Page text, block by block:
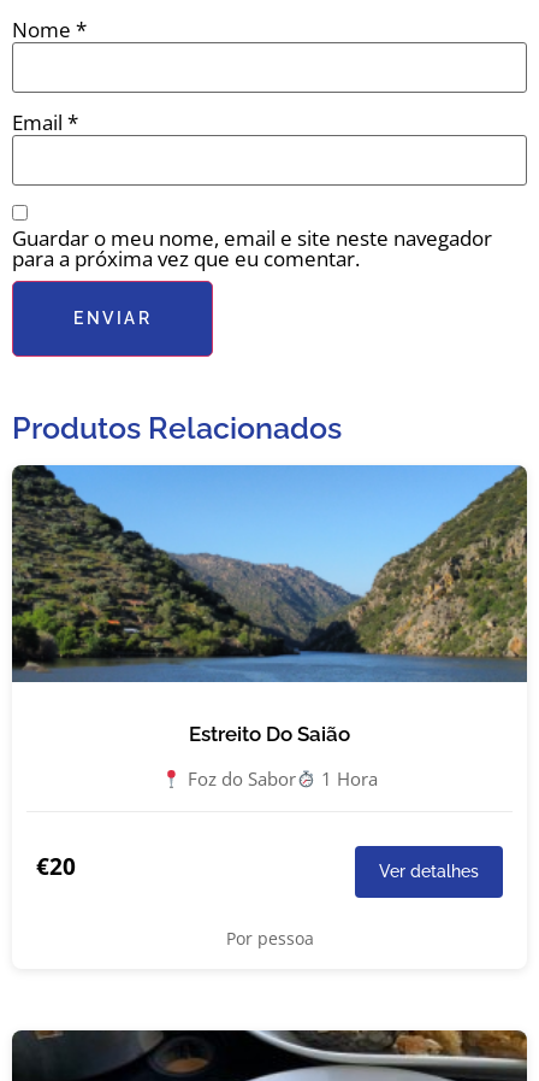
Nome *
Email *
Guardar o meu nome, email e site neste navegador
para a próxima vez que eu comentar.
Produtos Relacionados
Estreito Do Saião
Foz do Sabor
1 Hora
€20 Ver detalhes
Por pessoa